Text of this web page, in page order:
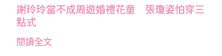
謝玲玲當不成周遊婚禮花童 張瓊姿怕穿三
點式
閱讀全文